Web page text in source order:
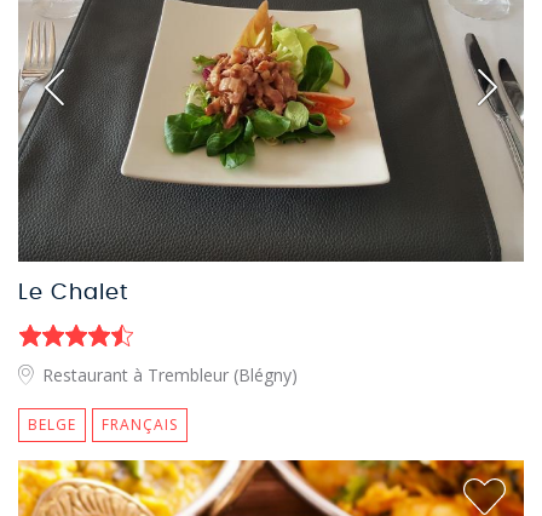
Le Chalet
Restaurant à Trembleur (Blégny)
BELGE FRANÇAIS